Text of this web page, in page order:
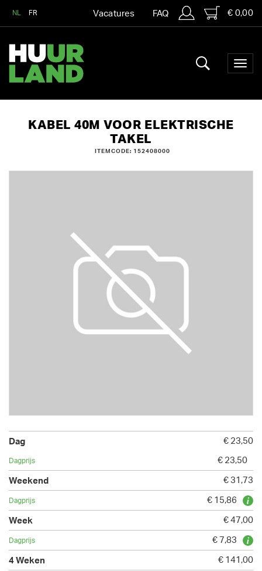
NL FR Vacatures FAQ € 0,00
KABEL 40M VOOR ELEKTRISCHE
TAKEL
ITEMCODE: 152408000
€ 23,50
€ 23,50
€ 31,73
€ 15,86
€ 47,00
€ 7,83
€ 141,00